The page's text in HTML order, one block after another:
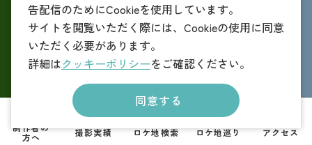
制作者の
方へ
撮影実績 ロケ地検索 ロケ地巡り アクセス
告配信のためにCookieを使用しています。
サイトを閲覧いただく際には、Cookieの使用に同意
いただく必要があります。
詳細はクッキーポリシーをご確認ください。
同意する